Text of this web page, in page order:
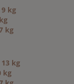
9 kg
kg
13 kg
kg